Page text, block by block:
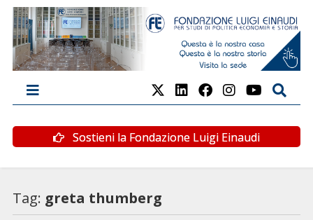
Sostieni la Fondazione Luigi Einaudi
Tag: greta thumberg